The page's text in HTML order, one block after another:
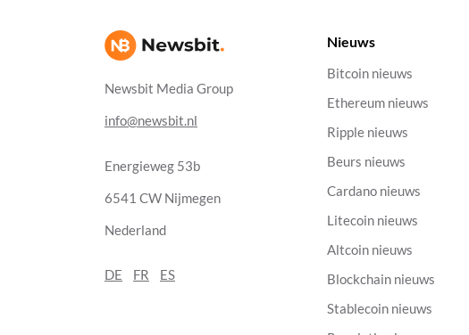
Newsbit Media Group
info@newsbit.nl
Energieweg 53b
6541 CW Nijmegen
Nederland
DE FR ES
Nieuws
Bitcoin nieuws
Ethereum nieuws
Ripple nieuws
Beurs nieuws
Cardano nieuws
Litecoin nieuws
Altcoin nieuws
Blockchain nieuws
Stablecoin nieuws